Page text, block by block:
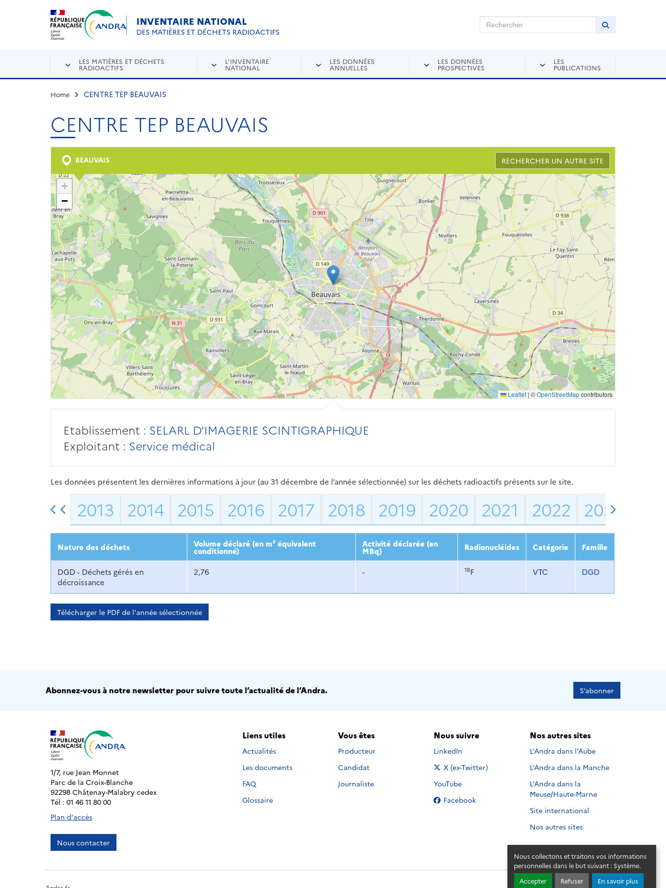
Nous collectons et traitons vos informations
personnelles dans le but suivant : Système.
Accepter
Refuser En savoir plus
Aller au contenu principal
INVENTAIRE NATIONAL
DES MATIÈRES ET DÉCHETS RADIOACTIFS
Rechercher sur Andra Inventaire Rechercher
Lancer la
LES MATIÈRES ET DÉCHETS
RADIOACTIFS
L'INVENTAIRE
NATIONAL
LES DONNÉES
ANNUELLES
LES DONNÉES
PROSPECTIVES
LES
PUBLICATIONS
Home CENTRE TEP BEAUVAIS
CENTRE TEP BEAUVAIS
BEAUVAIS RECHERCHER UN AUTRE SITE
+
−
Leaflet|©OpenStreetMapcontributors
Etablissement : SELARL D'IMAGERIE SCINTIGRAPHIQUE
Exploitant : Service médical
Les données présentent les dernières informations à jour (au 31 décembre de l’année sélectionnée) sur les déchets radioactifs présents sur le site.
2013 2014 2015 2016 2017 2018 2019 2020 2021 2022 2023
Nature des déchets Volume déclaré (en m³ équivalent
conditionné)
Activité déclarée (en
MBq) Radionucléides Catégorie Famille
DGD - Déchets gérés en
décroissance
2,76 - 18F VTC DGD
Télécharger le PDF de l'année sélectionnée
Abonnez-vous à notre newsletter pour suivre toute l’actualité de l’Andra. S’abonner
1/7, rue Jean Monnet
Parc de la Croix-Blanche
92298 Châtenay-Malabry cedex
Tél : 01 46 11 80 00
Plan d'accès
Nous contacter
Liens utiles
Actualités
Les documents
FAQ
Glossaire
Vous êtes
Producteur
Candidat
Journaliste
Nous suivre
Nous suivre sur
LinkedIn
Nous suivre sur
X (ex-Twitter)
Nous suivre sur
YouTube
Nous suivre sur
Facebook
Nos autres sites
L'Andra dans l'Aube
L'Andra dans la Manche
L'Andra dans la
Meuse/Haute-Marne
Site international
Nos autres sites